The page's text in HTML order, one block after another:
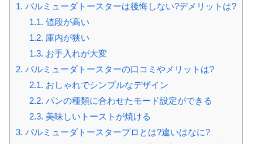
1. バルミューダトースターは後悔しない?デメリットは?
1.1. 値段が高い
1.2. 庫内が狭い
1.3. お手入れが大変
2. バルミューダトースターの口コミやメリットは?
2.1. おしゃれでシンプルなデザイン
2.2. パンの種類に合わせたモード設定ができる
2.3. 美味しいトーストが焼ける
3. バルミューダトースタープロとは?違いはなに?